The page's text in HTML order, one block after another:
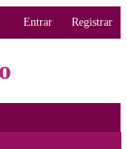
Entrar Registrar